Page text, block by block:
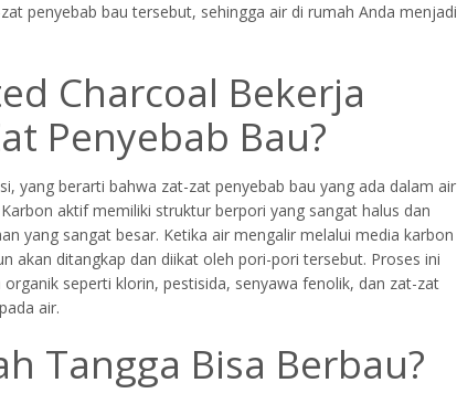
penyebab bau tersebut, sehingga air di rumah Anda menjadi
Charcoal Bekerja
Penyebab Bau?
yang berarti bahwa zat-zat penyebab bau yang ada dalam air
aktif memiliki struktur berpori yang sangat halus dan
yang sangat besar. Ketika air mengalir melalui media karbon
akan ditangkap dan diikat oleh pori-pori tersebut. Proses ini
seperti klorin, pestisida, senyawa fenolik, dan zat-zat
air.
Tangga Bisa Berbau?